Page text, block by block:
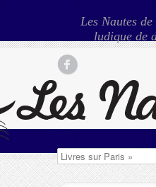
Les Nautes
ludique de